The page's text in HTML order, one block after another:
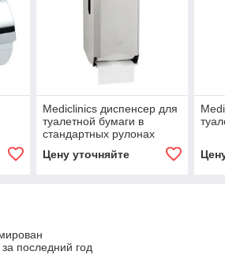
Mediclinics диспенсер для
туалетной бумаги в
cтандартных рулонах
Цену уточняйте
последний год